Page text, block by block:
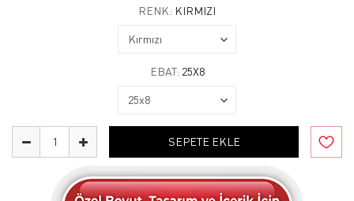
RENK: KIRMIZI
EBAT: 25X8
SEPETE EKLE